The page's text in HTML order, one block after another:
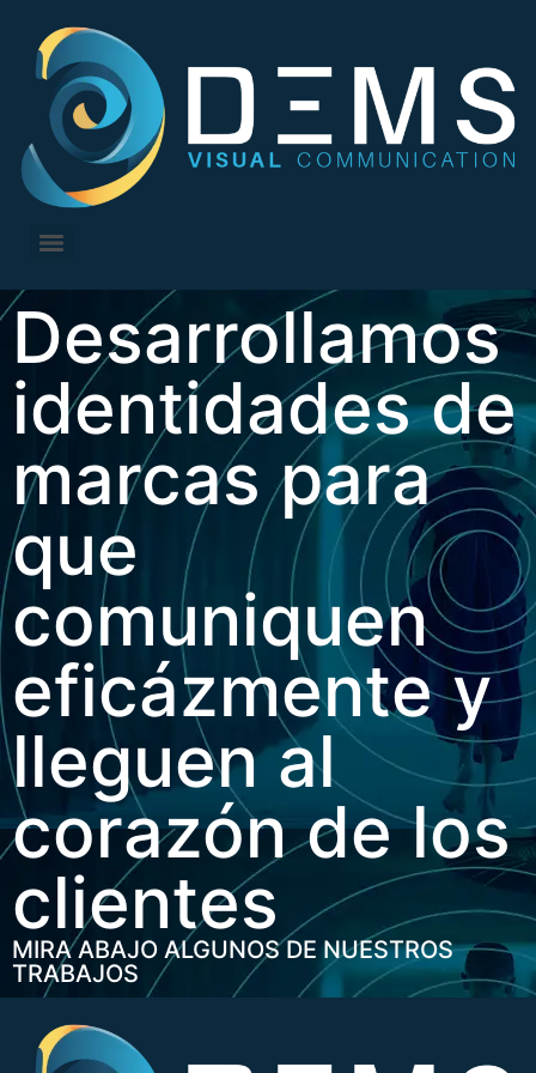
Desarrollamos
identidades de
marcas para
que
comuniquen
eficázmente y
lleguen al
corazón de los
clientes
MIRA ABAJO ALGUNOS DE NUESTROS
TRABAJOS